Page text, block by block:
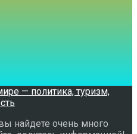
найдете очень много